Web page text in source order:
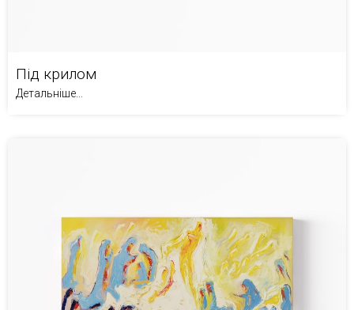
Під крилом
Детальніше...